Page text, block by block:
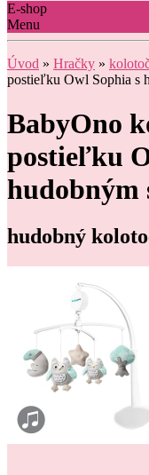
E-shop
Menu
Úvod » Hračky »
postieľku Owl Sophia s
BabyOno
postieľku
hudobným
hudobný